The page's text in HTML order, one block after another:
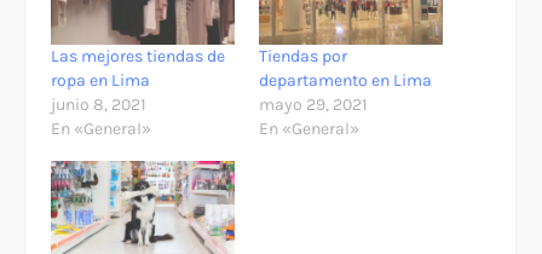
Las mejores tiendas de
ropa en Lima
junio 8, 2021
En «General»
Tiendas por
departamento en Lima
mayo 29, 2021
En «General»